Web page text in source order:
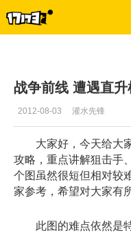
战争前线 遭遇直
2012-08-03 灌水先锋
大家好，今天给大家
攻略，重点讲解狙击手
个图虽然很短但相对较
家参考，希望对大家有
此图的难点依然是特